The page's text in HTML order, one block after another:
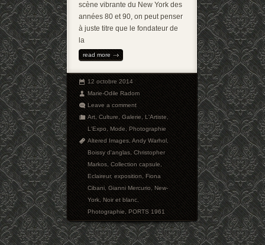
scène vibrante du New York des
années 80 et 90, on peut penser
à juste titre que le fondateur de
la
read more
12 octobre 2014
Marie-Odile Radom
Leave a comment
Art,Culture,Galerie,L'Artiste,
L'Expo,Mode,Photographie
Altered Images,Andy Warhol,
Boissy d'anglas,Christopher
Markos,Collection capsule,
Eclaireur,exposition,Fiona
Cibani,Gianni Mercurio,New-
York,Noir et blanc,
Photographie,PORTS 1961